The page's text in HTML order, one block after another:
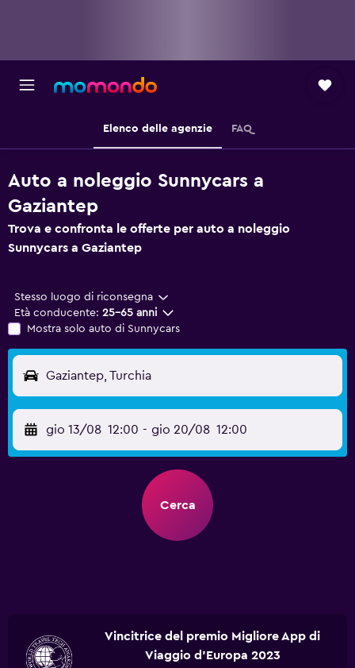
Elenco delle agenzie FAQ
Auto a noleggio Sunnycars a
Gaziantep
Trova e confronta le offerte per auto a noleggio
Sunnycars a Gaziantep
Stesso luogo di riconsegna
Età conducente: 25-65 anni
Mostra solo auto di Sunnycars
Gaziantep, Turchia
gio 13/08 12:00 - gio 20/08 12:00
Cerca
Vincitrice del premio Migliore App di
Viaggio d'Europa 2023